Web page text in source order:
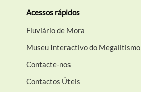
Acessos rápidos
Fluviário de Mora
Museu Interactivo do Megalitismo
Contacte-nos
Contactos Úteis